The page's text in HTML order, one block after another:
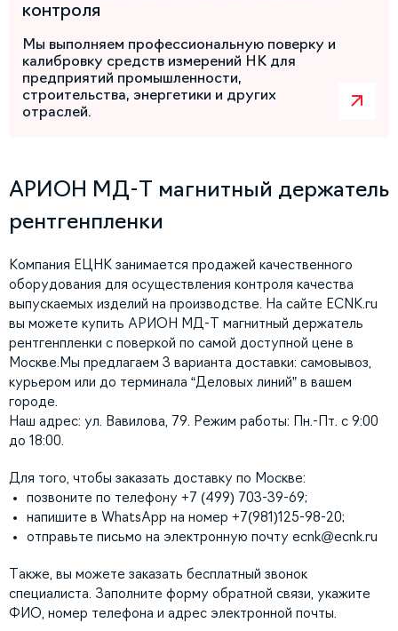
контроля
Мы выполняем профессиональную поверку и
калибровку средств измерений НК для
предприятий промышленности,
строительства, энергетики и других
отраслей.
АРИОН МД-Т магнитный держатель
рентгенпленки
Компания ЕЦНК занимается продажей качественного
оборудования для осуществления контроля качества
выпускаемых изделий на производстве. На сайте ECNK.ru
вы можете купить АРИОН МД-Т магнитный держатель
рентгенпленки с поверкой по самой доступной цене в
Москве.Мы предлагаем 3 варианта доставки: самовывоз,
курьером или до терминала “Деловых линий” в вашем
городе.
Наш адрес: ул. Вавилова, 79. Режим работы: Пн.-Пт. с 9:00
до 18:00.
Для того, чтобы заказать доставку по Москве:
позвоните по телефону +7 (499) 703-39-69;
напишите в WhatsApp на номер +7(981)125-98-20;
отправьте письмо на электронную почту ecnk@ecnk.ru
Также, вы можете заказать бесплатный звонок
специалиста. Заполните форму обратной связи, укажите
ФИО, номер телефона и адрес электронной почты.